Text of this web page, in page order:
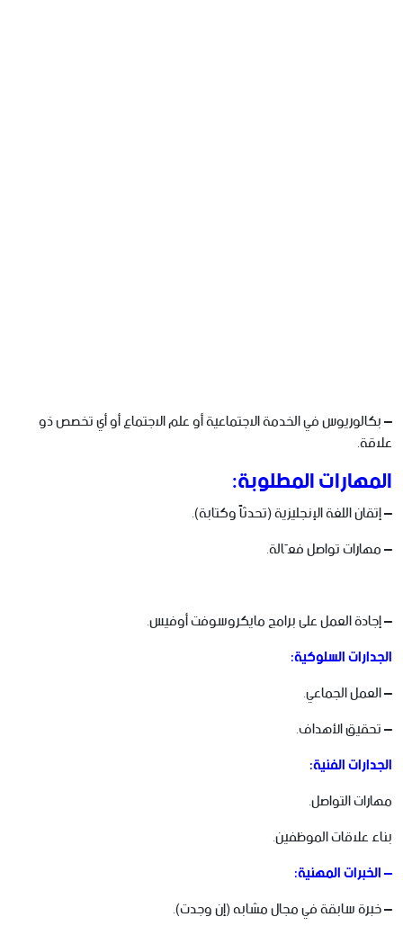
– بكالوريوس في الخدمة الاجتماعية أو علم الاجتماع أو أي تخصص ذو
علاقة.
المهارات المطلوبة:
– إتقان اللغة الإنجليزية (تحدثاً وكتابة).
– مهارات تواصل فعّالة.
– إجادة العمل على برامج مايكروسوفت أوفيس.
الجدارات السلوكية:
– العمل الجماعي.
– تحقيق الأهداف.
الجدارات الفنية:
مهارات التواصل.
بناء علاقات الموظفين.
– الخبرات المهنية:
– خبرة سابقة في مجال مشابه (إن وجدت).